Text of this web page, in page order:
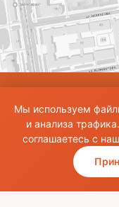
ссылки на источник. Все
авторам.Общие правила и
Мы используем
и анализа
соглашаетесь с